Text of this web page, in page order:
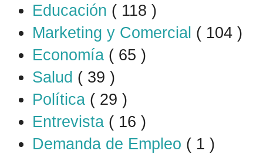
Educación ( 118 )
Marketing y Comercial ( 104 )
Economía ( 65 )
Salud ( 39 )
Política ( 29 )
Entrevista ( 16 )
Demanda de Empleo ( 1 )